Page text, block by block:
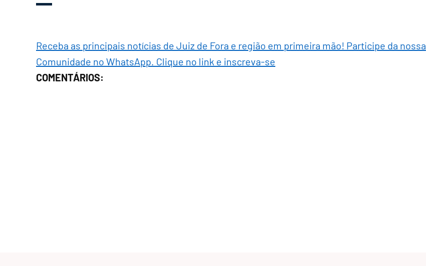
Receba as principais notícias de Juiz de Fora e região em primeira mão! Participe da nossa
Comunidade no WhatsApp. Clique no link e inscreva-se
COMENTÁRIOS: